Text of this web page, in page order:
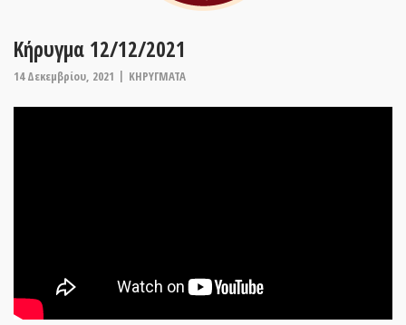
Kήρυγμα 12/12/2021
14 Δεκεμβρίου, 2021 ΚΗΡΥΓΜΑΤΑ